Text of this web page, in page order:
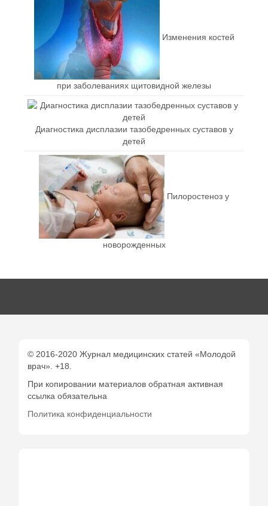
Изменения костей
при заболеваниях щитовидной железы
Диагностика дисплазии тазобедренных суставов у
детей
Пилоростеноз у
новорожденных
© 2016-2020 Журнал медицинских статей «Молодой
врач». +18.
При копировании материалов обратная активная
ссылка обязательна
Политика конфиденциальности